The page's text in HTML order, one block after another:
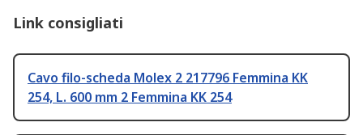
Link consigliati
Cavo filo-scheda Molex 2 217796 Femmina KK
254, L. 600 mm 2 Femmina KK 254